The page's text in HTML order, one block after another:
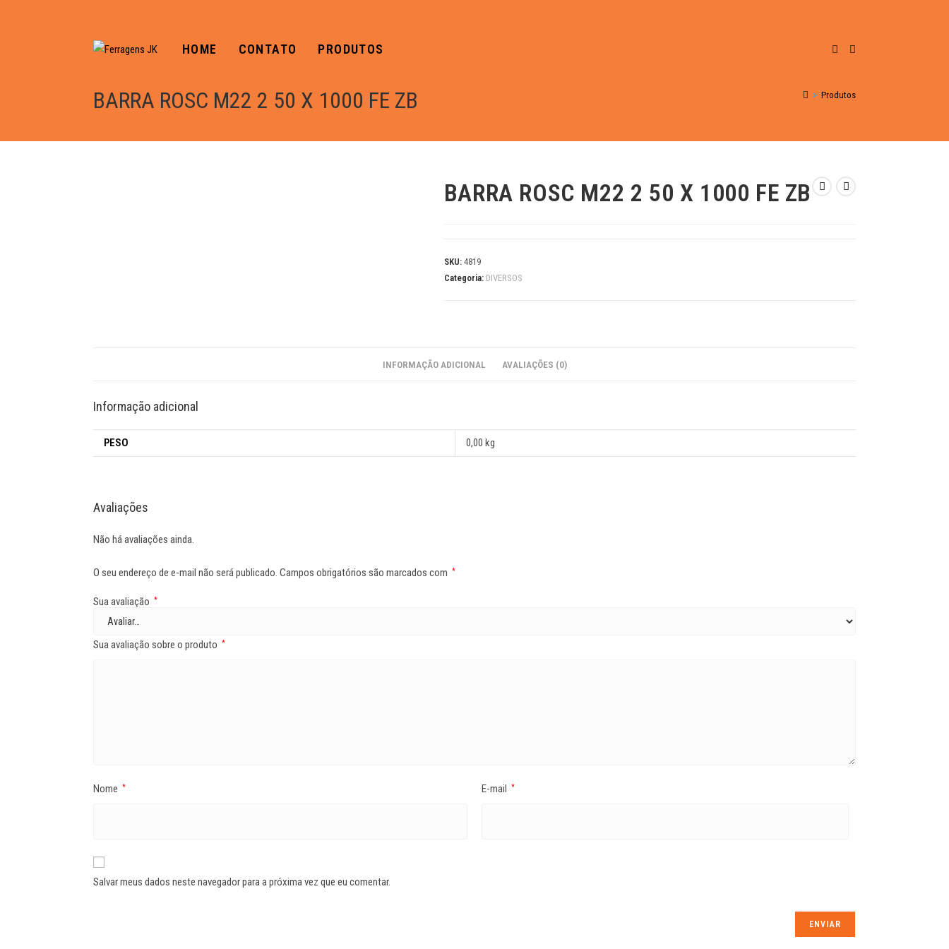
HOME CONTATO PRODUTOS
BARRA ROSC M22 2 50 X 1000 FE ZB > Produtos
BARRA ROSC M22 2 50 X 1000 FE ZB
SKU: 4819
Categoria: DIVERSOS
INFORMAÇÃO ADICIONAL AVALIAÇÕES (0)
Informação adicional
PESO 0,00 kg
Avaliações
Não há avaliações ainda.
O seu endereço de e-mail não será publicado. Campos obrigatórios são marcados com *
Sua avaliação *
Sua avaliação sobre o produto *
Nome * E-mail *
Salvar meus dados neste navegador para a próxima vez que eu comentar.